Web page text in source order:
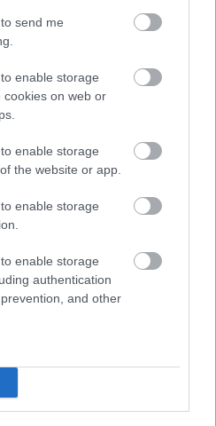
send me
enable storage
cookies on web or
enable storage
the website or app.
enable storage
enable storage
authentication
and other
Karinthy
sorozatában idén három
július 5-én Karinthy
Seres Tamás.